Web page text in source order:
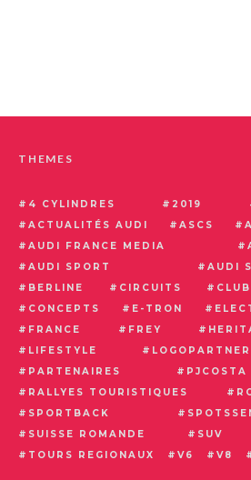
THEMES
4 CYLINDRES 2019
ACTUALITÉS AUDI
ASCS
AUDI FRANCE MEDIA
AUDI SPORT
AUDI
BERLINE
CIRCUITS CLUB
CONCEPTS
E-TRON
FRANCE
FREY
LIFESTYLE
LOGOPARTNER
PARTENAIRES
PJCOSTA
RALLYES TOURISTIQUES
SPORTBACK
SUISSE ROMANDE
SUV
TOURS REGIONAUX
V6 V8